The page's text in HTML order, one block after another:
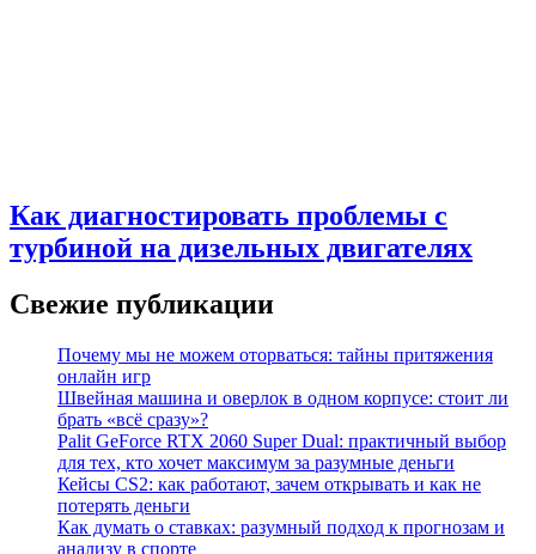
Как диагностировать проблемы с
турбиной на дизельных двигателях
Свежие публикации
Почему мы не можем оторваться: тайны притяжения
онлайн игр
Швейная машина и оверлок в одном корпусе: стоит ли
брать «всё сразу»?
Palit GeForce RTX 2060 Super Dual: практичный выбор
для тех, кто хочет максимум за разумные деньги
Кейсы CS2: как работают, зачем открывать и как не
потерять деньги
Как думать о ставках: разумный подход к прогнозам и
анализу в спорте